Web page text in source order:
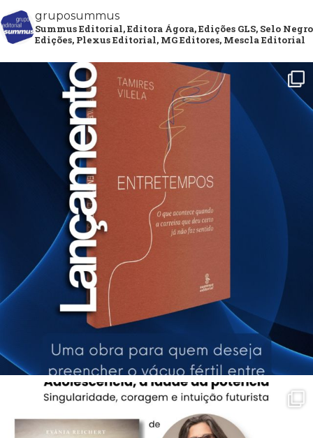
gruposummus
Summus Editorial, Editora Ágora, Edições GLS, Selo Negro
Edições, Plexus Editorial, MG Editores, Mescla Editorial